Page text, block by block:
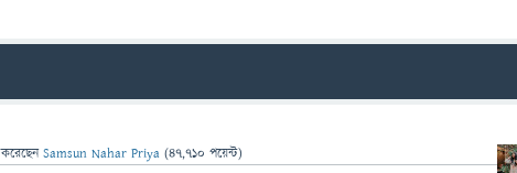
করেছেনSamsun Nahar Priya (47,710 পয়েন্ট)